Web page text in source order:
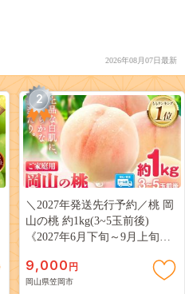
2026年08月07日最新
2
＼2027年発送先行予約／桃 岡
山の桃 約1kg(3~5玉前後)
《2027年6月下旬～9月上旬頃
岡山 はくとう スイーツ フル
ーツ 果物 デザート 旬 モモ も
9,000 円
岡山県笠岡市